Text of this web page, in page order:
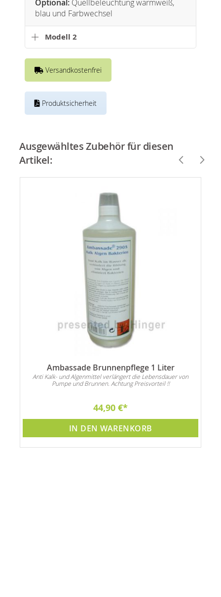
Optional: Quellbeleuchtung warmweiß,
blau und Farbwechsel
Modell 2
Versandkostenfrei
Produktsicherheit
Ausgewähltes Zubehör für diesen
Artikel:
Ambassade Brunnenpflege 1 Liter
Anti Kalk- und Algenmittel verlängert die Lebensdauer von
Pumpe und Brunnen. Achtung Preisvorteil !!
44,90 €
IN DEN WARENKORB